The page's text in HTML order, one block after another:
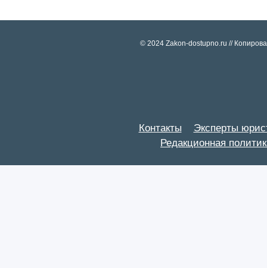
© 2024 Zakon-dostupno.ru //
Контакты
Эксперты
Редакционная